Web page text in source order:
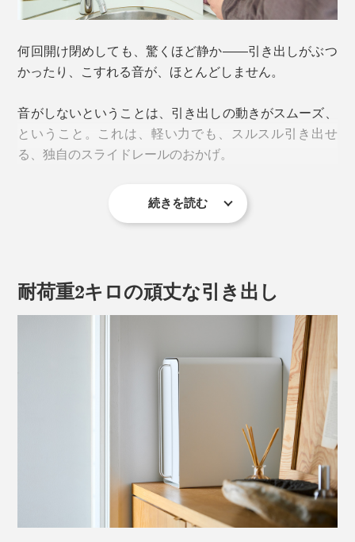
んに片づいて、すっきり。ゴチャゴチャしていた生活感
が消えて、ホテルライクな空間に仕上がります。
すっきりした“見せない収納”でも、必要なものは、すぐ
に取り出せるように、「引き出し」収納を採用。手前か
何回開け閉めしても、驚くほど静か――引き出しがぶつ
かったり、こすれる音が、ほとんどしません。
音がしないということは、引き出しの動きがスムーズ、
ということ。これは、軽い力でも、スルスル引き出せ
る、独自のスライドレールのおかげ。
さすが、“金物のまち”、新潟・三条で、金属加工を専門
にしている、ビーワーススタイル（創業2004年）の技
形状や角度はもちろん、金属と塗装の摩擦具合など、専
続きを読む
耐荷重2キロの頑丈な引き出し